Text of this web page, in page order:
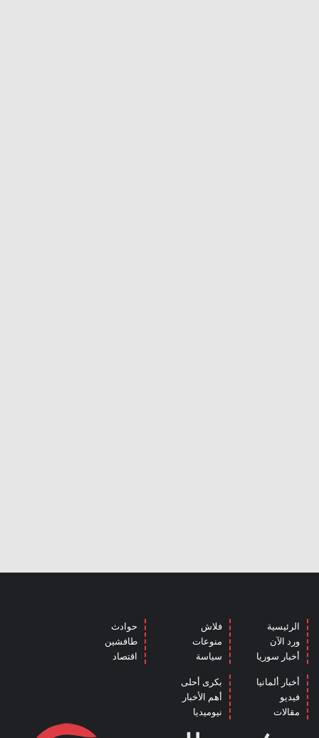
الرئيسية
ورد الآن
أخبار سوريا
فلاش
منوعات
سياسة
حوادث
طافشين
اقتصاد
أخبار ألمانيا
فيديو
مقالات
بكرى أحلى
أهم الأخبار
نيوميديا